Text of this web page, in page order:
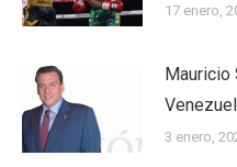
17 enero,
Mauricio
3 enero,